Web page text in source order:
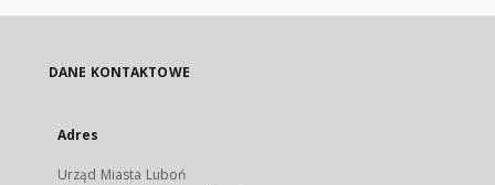
DANE KONTAKTOWE
Adres
Urząd Miasta Luboń